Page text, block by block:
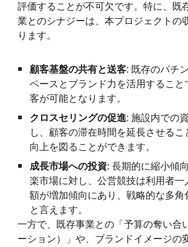
評価することが不可欠です。特に、既
業とのシナジーは、本プロジェクトの
ります。
顧客基盤の共有と送客: 既存のパチ
ベースとブランド力を活用すること
客が可能となります。
クロスセリングの促進: 施設内での
し、顧客の滞在時間を延長させる
向上を図ることができます。
成長市場への投資: 長期的に縮小傾
楽市場に対し、公営競技は利用者一
額が増加傾向にあり、戦略的な多角
と言えます。
一方で、既存事業との「予算の奪い合
ーション）」や、ブランドイメージの